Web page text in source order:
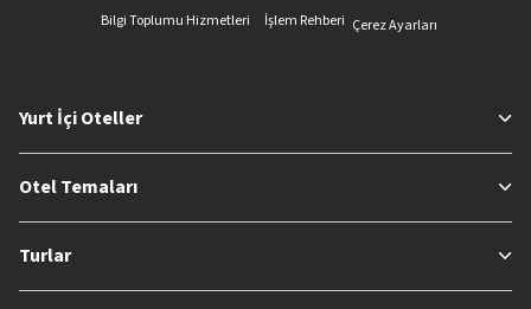
Bilgi Toplumu Hizmetleri
İşlem Rehberi Çerez Ayarları
Yurt İçi Oteller
Otel Temaları
Turlar